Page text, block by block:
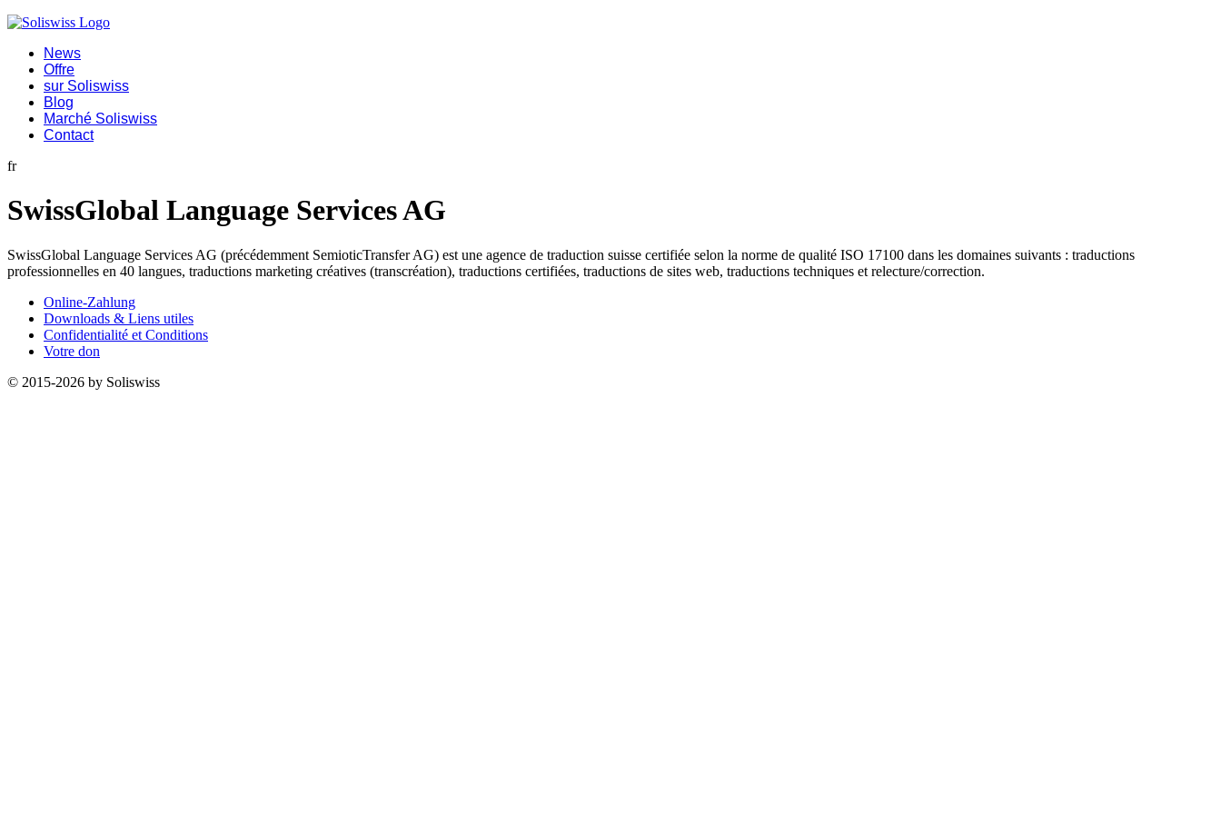
News
Offre
sur Soliswiss
Blog
Marché Soliswiss
Contact
fr
SwissGlobal Language Services AG
SwissGlobal Language Services AG (précédemment SemioticTransfer AG) est une agence de traduction suisse certifiée selon la norme de qualité ISO 17100 dans les domaines suivants : traductions
professionnelles en 40 langues, traductions marketing créatives (transcréation), traductions certifiées, traductions de sites web, traductions techniques et relecture/correction.
Online-Zahlung
Downloads & Liens utiles
Confidentialité et Conditions
Votre don
© 2015-2026 by Soliswiss